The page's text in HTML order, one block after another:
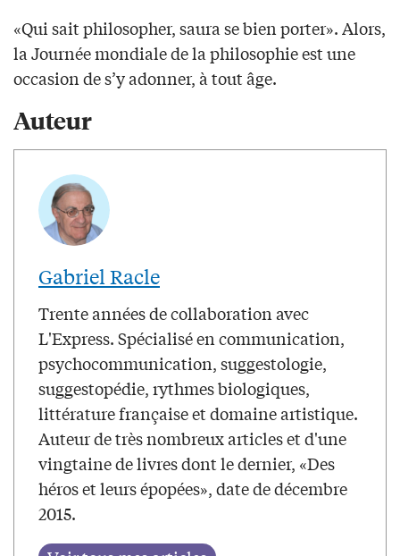
«Qui sait philosopher, saura se bien porter». Alors,
la Journée mondiale de la philosophie est une
occasion de s’y adonner, à tout âge.
Auteur
Gabriel Racle
Trente années de collaboration avec
L'Express. Spécialisé en communication,
psychocommunication, suggestologie,
suggestopédie, rythmes biologiques,
littérature française et domaine artistique.
Auteur de très nombreux articles et d'une
vingtaine de livres dont le dernier, «Des
héros et leurs épopées», date de décembre
2015.